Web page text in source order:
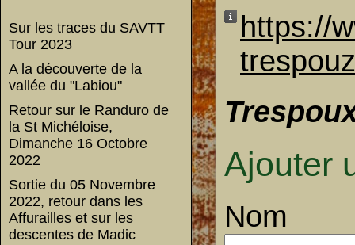
Sur les traces du SAVTT
Tour 2023
A la découverte de la
vallée du "Labiou"
Retour sur le Randuro de
la St Michéloise,
Dimanche 16 Octobre
2022
Sortie du 05 Novembre
2022, retour dans les
Affurailles et sur les
descentes de Madic
https://
Ajouter
Nom